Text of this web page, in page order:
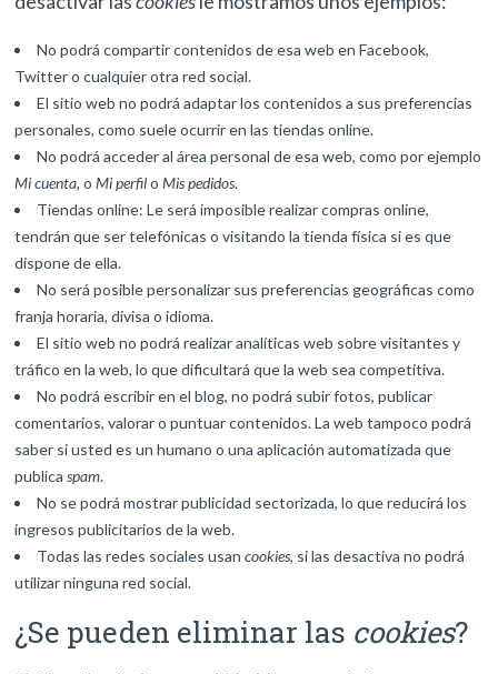
No podrá compartir contenidos de esa web en Facebook,
Twitter o cualquier otra red social.
El sitio web no podrá adaptar los contenidos a sus preferencias
personales, como suele ocurrir en las tiendas online.
No podrá acceder al área personal de esa web, como por ejemplo
Mi cuenta, oMi perfiloMis pedidos.
Tiendas online: Le será imposible realizar compras online,
tendrán que ser telefónicas o visitando la tienda física si es que
dispone de ella.
No será posible personalizar sus preferencias geográficas como
franja horaria, divisa o idioma.
El sitio web no podrá realizar analíticas web sobre visitantes y
tráfico en la web, lo que dificultará que la web sea competitiva.
No podrá escribir en el blog, no podrá subir fotos, publicar
comentarios, valorar o puntuar contenidos. La web tampoco podrá
saber si usted es un humano o una aplicación automatizada que
publicaspam.
No se podrá mostrar publicidad sectorizada, lo que reducirá los
ingresos publicitarios de la web.
Todas las redes sociales usancookies, si las desactiva no podrá
utilizar ninguna red social.
¿Se pueden eliminar las cookies?